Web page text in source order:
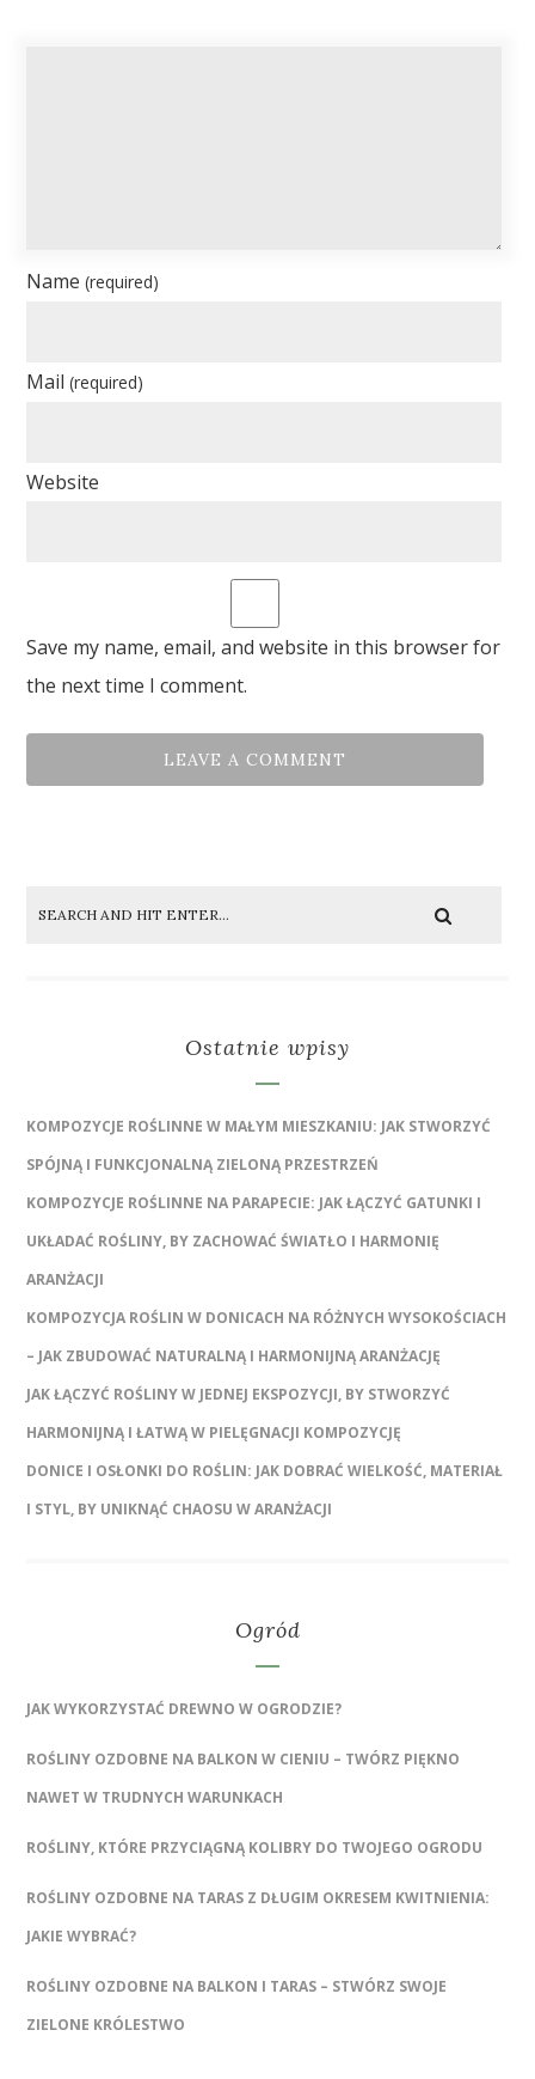
Name(required)
Mail(required)
Website
Save my name, email, and website in this browser for
the next time I comment.
Ostatnie wpisy
KOMPOZYCJE ROŚLINNE W MAŁYM MIESZKANIU: JAK STWORZYĆ
SPÓJNĄ I FUNKCJONALNĄ ZIELONĄ PRZESTRZEŃ
KOMPOZYCJE ROŚLINNE NA PARAPECIE: JAK ŁĄCZYĆ GATUNKI I
UKŁADAĆ ROŚLINY, BY ZACHOWAĆ ŚWIATŁO I HARMONIĘ
ARANŻACJI
KOMPOZYCJA ROŚLIN W DONICACH NA RÓŻNYCH WYSOKOŚCIACH
– JAK ZBUDOWAĆ NATURALNĄ I HARMONIJNĄ ARANŻACJĘ
JAK ŁĄCZYĆ ROŚLINY W JEDNEJ EKSPOZYCJI, BY STWORZYĆ
HARMONIJNĄ I ŁATWĄ W PIELĘGNACJI KOMPOZYCJĘ
DONICE I OSŁONKI DO ROŚLIN: JAK DOBRAĆ WIELKOŚĆ, MATERIAŁ
I STYL, BY UNIKNĄĆ CHAOSU W ARANŻACJI
Ogród
JAK WYKORZYSTAĆ DREWNO W OGRODZIE?
ROŚLINY OZDOBNE NA BALKON W CIENIU – TWÓRZ PIĘKNO
NAWET W TRUDNYCH WARUNKACH
ROŚLINY, KTÓRE PRZYCIĄGNĄ KOLIBRY DO TWOJEGO OGRODU
ROŚLINY OZDOBNE NA TARAS Z DŁUGIM OKRESEM KWITNIENIA:
JAKIE WYBRAĆ?
ROŚLINY OZDOBNE NA BALKON I TARAS – STWÓRZ SWOJE
ZIELONE KRÓLESTWO